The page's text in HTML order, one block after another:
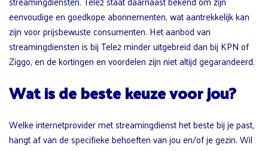
eenvoudige en goedkope abonnementen, wat aantrekkelijk kan
zijn voor prijsbewuste consumenten. Het aanbod van
streamingdiensten is bij Tele2 minder uitgebreid dan bij KPN of
Ziggo, en de kortingen en voordelen zijn niet altijd gegarandeerd.
Wat is de beste keuze voor jou?
Welke internetprovider met streamingdienst het beste bij je past,
hangt af van de specifieke behoeften van jou en/of je gezin. Wil